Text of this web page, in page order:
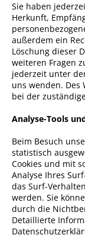
Sie haben
Herkunft,
außerdem ein
Löschung dieser
weiteren Fragen
jederzeit unter
uns wenden. Des
bei der
Analyse-Tools
Beim Besuch
statistisch
Cookies und mit
Analyse Ihres
das Surf-
werden. Sie
durch die
Detaillierte